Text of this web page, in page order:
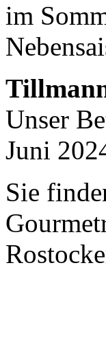
im
Unser
Juni
Sie